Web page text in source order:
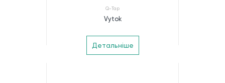
Q-Tap
Vytok
Детальніше